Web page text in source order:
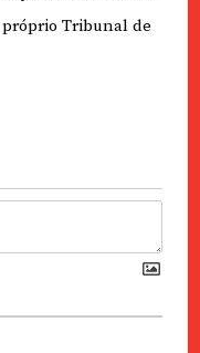
próprio Tribunal de